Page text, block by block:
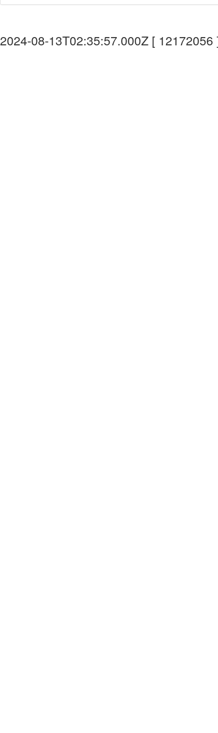
2024-08-13T02:35:57.000Z [ 12172056